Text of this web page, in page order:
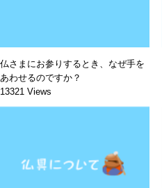
仏さまにお参りするとき、なぜ手を
あわせるのですか？
13321 Views